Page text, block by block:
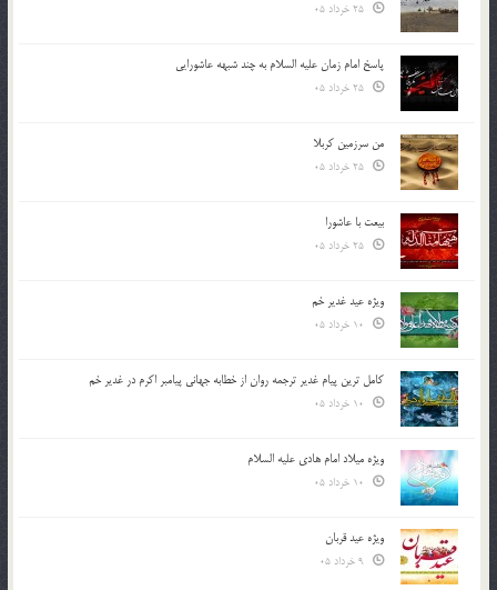
پاسخ امام زمان علیه السلام به چند شبهه عاشورایی
من سرزمین کربلا
بیعت با عاشورا
ویژه عید غدیر خم
کامل ترین پیام غدیر ترجمه روان از خطابه جهانی پیامبر اکرم در غدیر خم
ویژه میلاد امام هادی علیه السلام
ویژه عید قربان